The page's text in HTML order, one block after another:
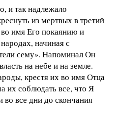
и так надлежало
из мертвых в третий
имя Его покаянию и
начиная с
сему». Напоминал Он
на небе и на земле.
крестя их во имя Отца
их соблюдать все, что Я
во все дни до скончания